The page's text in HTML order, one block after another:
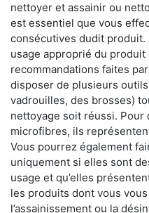
nettoyer et assainir ou
est essentiel que vous
consécutives dudit produit.
usage approprié du
recommandations faites
disposer de plusieurs
vadrouilles, des brosses)
nettoyage soit réussi.
microfibres, ils
Vous pourrez également
uniquement si elles sont
usage et qu’elles
les produits dont vous
l’assainissement ou la